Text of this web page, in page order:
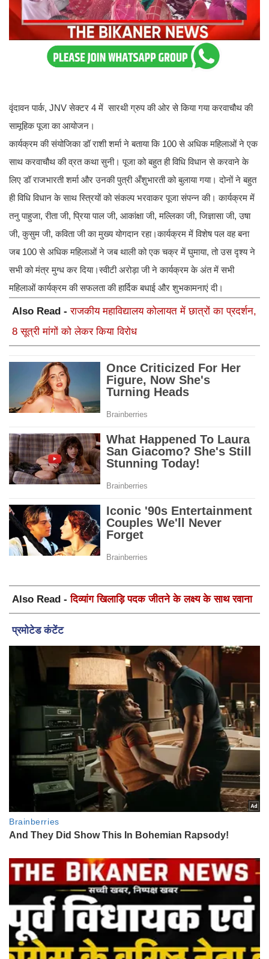
वृंदावन पार्क, JNV सेक्टर 4 में सारथी ग्रुप की ओर से किया गया करवाचौथ की
सामूहिक पूजा का आयोजन।
कार्यक्रम की संयोजिका डॉ राशी शर्मा ने बताया कि 100 से अधिक महिलाओं ने एक
साथ करवाचौथ की व्रत कथा सुनी। पूजा को बहुत ही विधि विधान से करवाने के
लिए डॉ राजभारती शर्मा और उनकी पुत्री अँशुभारती को बुलाया गया। दोनों ने बहुत
ही विधि विधान के साथ स्त्रियों को संकल्प भरवाकर पूजा संपन्न की। कार्यक्रम में
तनु पाहुजा, रीता जी, प्रिया पाल जी, आकांक्षा जी, मल्लिका जी, जिज्ञासा जी, उषा
जी, कुसुम जी, कविता जी का मुख्य योगदान रहा।कार्यक्रम में विशेष पल वह बना
जब 100 से अधिक महिलाओं ने जब थाली को एक चक्र में घुमाया, तो उस दृश्य ने
सभी को मंत्र मुग्ध कर दिया।स्वीटी अरोड़ा जी ने कार्यक्रम के अंत में सभी
महिलाओं कार्यक्रम की सफलता की हार्दिक बधाई और शुभकामनाएं दी।
Also Read -राजकीय महाविद्यालय कोलायत में छात्रों का प्रदर्शन,
8 सूत्री मांगों को लेकर किया विरोध
Also Read -दिव्यांग खिलाड़ि पदक जीतने के लक्ष्य के साथ रवाना